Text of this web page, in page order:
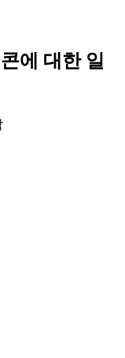
에 대한 일